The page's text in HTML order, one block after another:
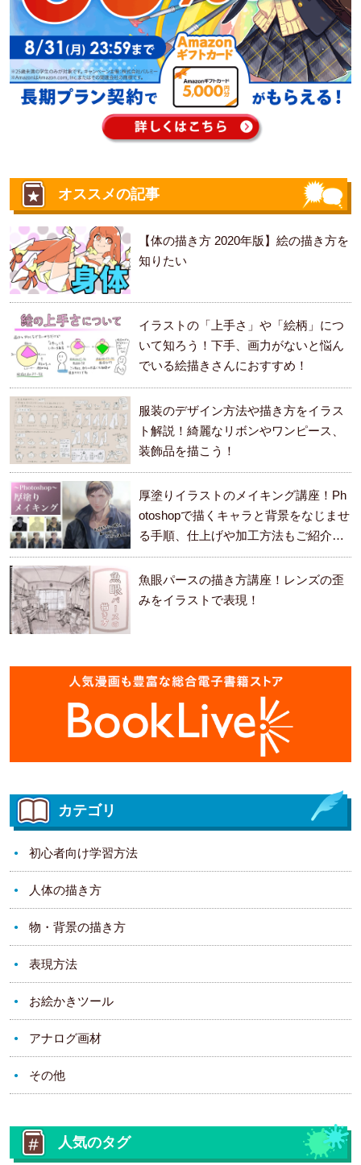
オススメの記事
【体の描き方 2020年版】絵の描き方を
知りたい
イラストの「上手さ」や「絵柄」につ
いて知ろう！下手、画力がないと悩ん
でいる絵描きさんにおすすめ！
服装のデザイン方法や描き方をイラス
ト解説！綺麗なリボンやワンピース、
装飾品を描こう！
厚塗りイラストのメイキング講座！Ph
otoshopで描くキャラと背景をなじませ
る手順、仕上げや加工方法もご紹介し
ます。
魚眼パースの描き方講座！レンズの歪
みをイラストで表現！
カテゴリ
初心者向け学習方法
人体の描き方
物・背景の描き方
表現方法
お絵かきツール
アナログ画材
その他
人気のタグ